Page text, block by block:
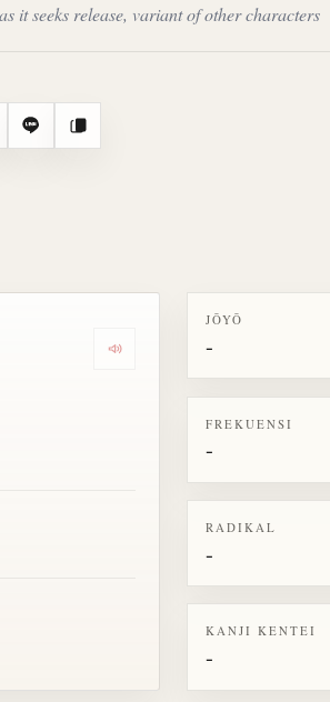
it seeks release, variant of other characters
Line Salin
Dengarkan semua bacaan
JŌYŌ
-
FREKUENSI
-
RADIKAL
-
KANJI KENTEI
-